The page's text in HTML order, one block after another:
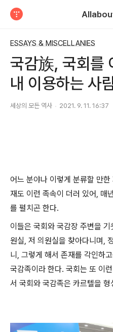
ESSAYS & MISCELLANIES
국감族, 국회를
내 이용하는 사
세상의 모든 역사 2021. 9. 11. 16:37
어느 분야나 이렇게 분류할 만
재도 이런 족속이 더러 있어, 매
를 펼치곤 한다.
이들은 국회와 국감장 주변을
원실, 저 의원실을 찾아다니며,
니, 그렇게 해서 존재를 각인하
국감족이라 한다. 국회는 또 이
서 국회와 국감족은 카르텔을 형